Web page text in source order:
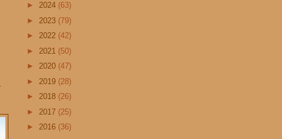
► 2024 (63)
► 2023 (79)
► 2022 (42)
► 2021 (50)
► 2020 (47)
► 2019 (28)
► 2018 (26)
► 2017 (25)
► 2016 (36)